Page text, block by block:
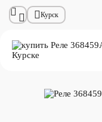
Курск